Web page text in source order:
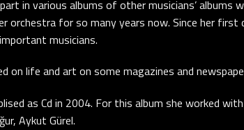
in various albums of other musicians’ albums
orchestra for so many years now. Since her first
musicians.
on life and art on some magazines and
as Cd in 2004. For this album she worked
Aykut Gürel.